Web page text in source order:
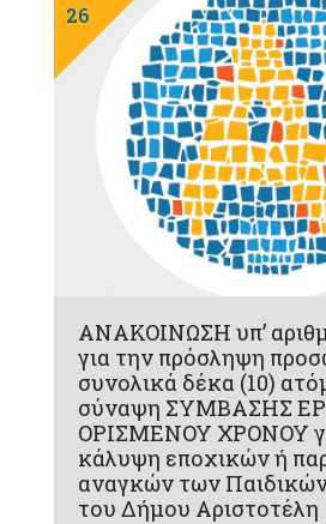
26
ΑΝΑΚΟΙΝΩΣΗ υπ’
για την πρόσληψη
συνολικά δέκα (10)
σύναψη ΣΥΜΒΑΣΗΣ
ΟΡΙΣΜΕΝΟΥ ΧΡΟΝΟΥ
κάλυψη εποχικών ή
αναγκών των
του Δήμου Αριστοτέλη